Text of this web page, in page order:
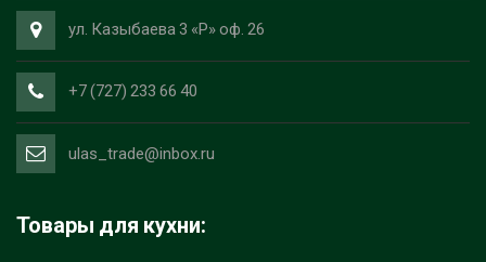
ул. Казыбаева 3 «Р» оф. 26
+7 (727) 233 66 40
ulas_trade@inbox.ru
Товары для кухни: